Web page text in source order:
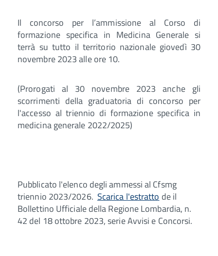
Il concorso per l’ammissione al Corso di
formazione specifica in Medicina Generale si
terrà su tutto il territorio nazionale giovedì 30
novembre 2023 alle ore 10.
(Prorogati al 30 novembre 2023 anche gli
scorrimenti della graduatoria di concorso per
l'accesso al triennio di formazione specifica in
medicina generale 2022/2025)
Pubblicato l'elenco degli ammessi al Cfsmg
triennio 2023/2026. Scarica l'estratto de il
Bollettino Ufficiale della Regione Lombardia, n.
42 del 18 ottobre 2023, serie Avvisi e Concorsi.